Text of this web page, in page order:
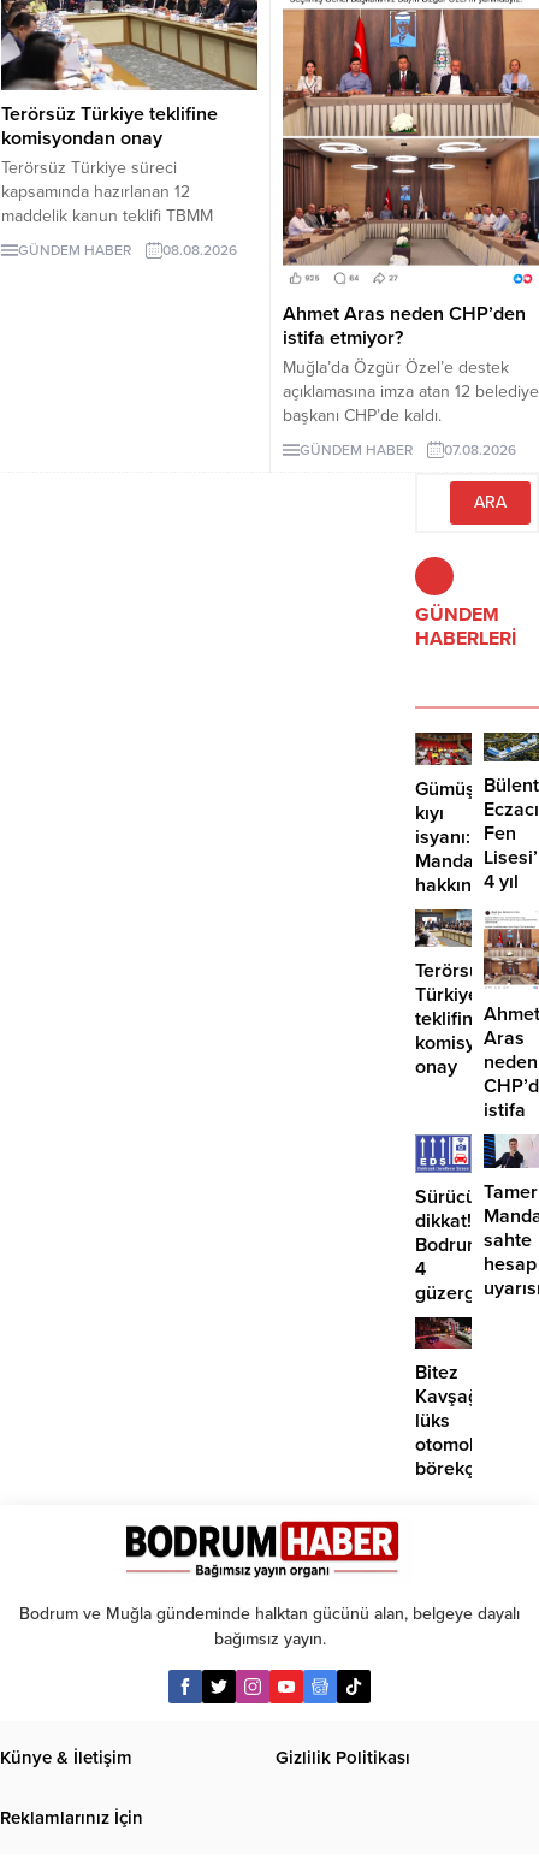
Terörsüz Türkiye teklifine
komisyondan onay
Terörsüz Türkiye süreci
kapsamında hazırlanan 12
maddelik kanun teklifi TBMM
Adalet Komisyonunda kabul edildi.
Teklif 5 ve 10 yıllık erteleme
GÜNDEM HABER 08.08.2026
Ahmet Aras neden CHP’den
istifa etmiyor?
Muğla’da Özgür Özel’e destek
açıklamasına imza atan 12 belediye
başkanı CHP’de kaldı.
Milletvekilleri Yeni Parti’ye
geçerken belediye başkanlarının
tutumu ve CHP yönetiminin
GÜNDEM HABER 07.08.2026
GÜNDEM
HABERLERİ
Gümüşlük’te
kıyı
isyanı:
Mandalinci
hakkında
suç
duyurusu
Bülent
Fen
4 yıl
geçti,
hâlâ
proje
Terörsüz
Türkiye
teklifine
komisyondan
onay
Ahmet
Aras
neden
istifa
Sürücüler
dikkat!
Bodrum’da
4
güzergahta
EDS
başlıyor
Tamer
sahte
hesap
Bitez
Kavşağı’nda
lüks
otomobil
börekçiye
Bodrum ve Muğla gündeminde halktan gücünü alan, belgeye dayalı
bağımsız yayın.
Künye & İletişim Gizlilik Politikası
Reklamlarınız İçin